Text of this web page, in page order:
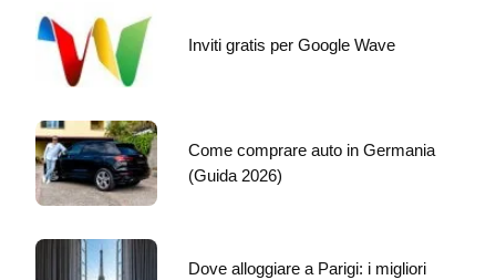
Inviti gratis per Google Wave
Come comprare auto in Germania
(Guida 2026)
Dove alloggiare a Parigi: i migliori